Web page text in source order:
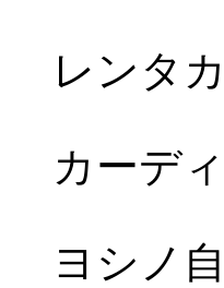
レンタ
カーデ
ヨシノ